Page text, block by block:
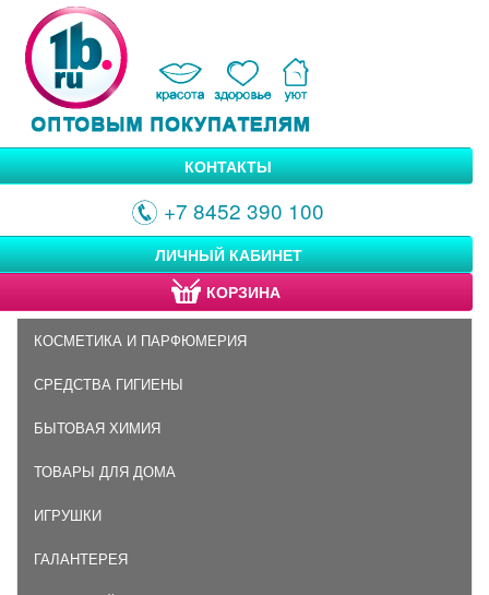
КОНТАКТЫ
+7 8452 390 100
ЛИЧНЫЙ КАБИНЕТ
КОРЗИНА
КОСМЕТИКА И ПАРФЮМЕРИЯ
СРЕДСТВА ГИГИЕНЫ
БЫТОВАЯ ХИМИЯ
ТОВАРЫ ДЛЯ ДОМА
ИГРУШКИ
ГАЛАНТЕРЕЯ